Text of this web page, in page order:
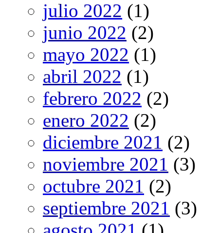
julio 2022 (1)
junio 2022 (2)
mayo 2022 (1)
abril 2022 (1)
febrero 2022 (2)
enero 2022 (2)
diciembre 2021 (2)
noviembre 2021 (3)
octubre 2021 (2)
septiembre 2021 (3)